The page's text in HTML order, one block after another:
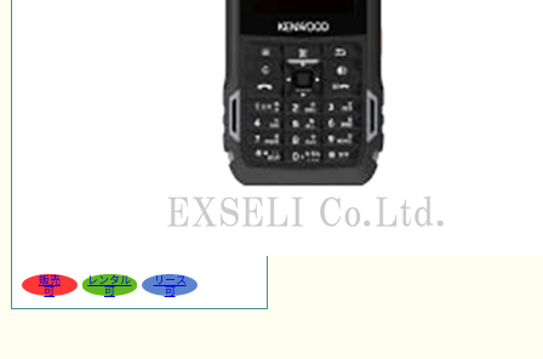
販売
可
レンタル
可
リース
可